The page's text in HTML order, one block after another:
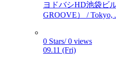
ヨドバシHD池袋ビ
GROOVE） / Tokyo,
0 Stars/ 0 views
09.11 (Fri)